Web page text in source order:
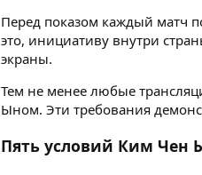
Перед показом каждый матч
это, инициативу внутри
экраны.
Тем не менее любые
Ыном. Эти требования
Пять условий Ким Чен